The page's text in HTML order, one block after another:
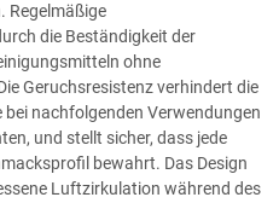
Regelmäßige
die Beständigkeit der
ohne
Geruchsresistenz verhindert die
nachfolgenden Verwendungen
und stellt sicher, dass jede
bewahrt. Das Design
Luftzirkulation während des